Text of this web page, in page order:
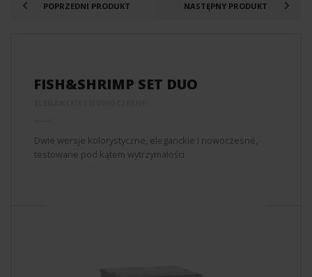
POPRZEDNI PRODUKT NASTĘPNY PRODUKT
FISH&SHRIMP SET DUO
Dwie wersje kolorystyczne, eleganckie i nowoczesne,
testowane pod kątem wytrzymałości